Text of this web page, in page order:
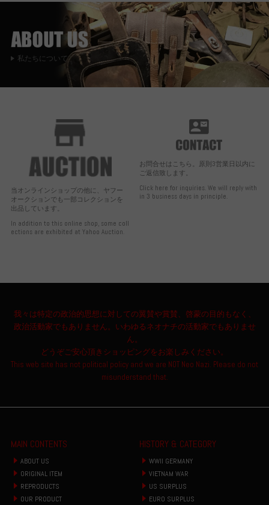
私たちについて
当オンラインショップの他に、ヤフー
オークションでも一部コレクションを
出品しています。
In addition to this online shop, some coll
ections are exhibited at Yahoo Auction.
お問合せはこちら。原則3営業日以内に
ご返信致します。
Click here for inquiries. We will reply with
in 3 business days in principle.
我々は特定の政治的思想に対しての翼賛や賞賛、啓蒙の目的もなく、
政治活動家でもありません。いわゆるネオナチの活動家でもありませ
ん。
どうぞご安心頂きショッピングをお楽しみください。
This web site has not political policy and we are NOT Neo Nazi. Please do not
misunderstand that.
MAIN CONTENTS
ABOUT US
ORIGINAL ITEM
REPRODUCTS
OUR PRODUCT
HISTORY & CATEGORY
WWII GERMANY
VIETNAM WAR
US SURPLUS
EURO SURPLUS